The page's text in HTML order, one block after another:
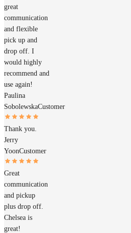
great
communication
and flexible
pick up and
drop off. I
would highly
recommend and
use again!
Paulina
SobolewskaCustomer
Thank you.
Jerry
YoonCustomer
Great
communication
and pickup
plus drop off.
Chelsea is
great!